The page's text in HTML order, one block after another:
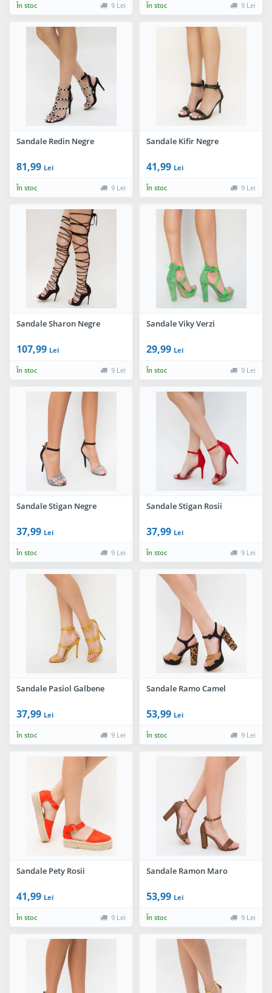
În stoc 9 Lei În stoc 9 Lei
Sandale Redin Negre
81,99 Lei
În stoc 9 Lei
Sandale Kifir Negre
41,99 Lei
În stoc 9 Lei
Sandale Sharon Negre
107,99 Lei
În stoc 9 Lei
Sandale Viky Verzi
29,99 Lei
În stoc 9 Lei
Sandale Stigan Negre
37,99 Lei
În stoc 9 Lei
Sandale Stigan Rosii
37,99 Lei
În stoc 9 Lei
Sandale Pasiol Galbene
37,99 Lei
În stoc 9 Lei
Sandale Ramo Camel
53,99 Lei
În stoc 9 Lei
Sandale Pety Rosii
41,99 Lei
În stoc 9 Lei
Sandale Ramon Maro
53,99 Lei
În stoc 9 Lei